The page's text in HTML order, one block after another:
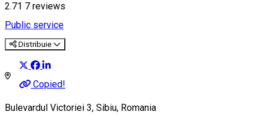
2.71 7 reviews
Public service
Distribuie
Copied!
Bulevardul Victoriei 3, Sibiu, Romania